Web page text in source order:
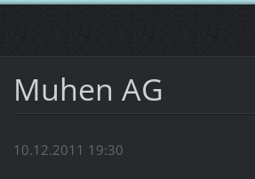
Muhen AG
10.12.2011 19:30